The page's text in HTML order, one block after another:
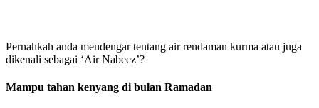
Pernahkah anda mendengar tentang air rendaman kurma atau juga
dikenali sebagai ‘Air Nabeez’?
Mampu tahan kenyang di bulan Ramadan